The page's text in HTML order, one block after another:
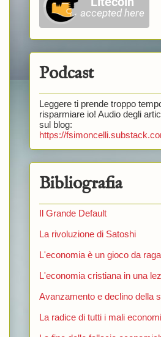
Podcast
Leggere ti prende troppo
risparmiare io! Audio degli
sul blog:
https://
Bibliografia
Il Grande Default
La rivoluzione di Satoshi
L'economia è un gioco da
L'economia cristiana in una
Avanzamento e declino della
La radice di tutti i mali